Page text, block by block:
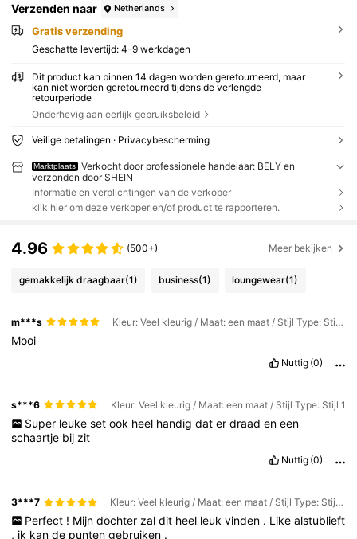
Verzenden naar Netherlands
Gratis verzending
Geschatte levertijd: 4-9 werkdagen
Dit product kan binnen 14 dagen worden geretourneerd, maar
kan niet worden geretourneerd tijdens de verlengde
retourperiode
Onderhevig aan eerlijk gebruiksbeleid
Veilige betalingen · Privacybescherming
Marktplaats
Verkocht door professionele handelaar: BELY en
verzonden door SHEIN
Informatie en verplichtingen van de verkoper
klik hier om deze verkoper en/of product te rapporteren.
4.96 (500+) Meer bekijken
gemakkelijk draagbaar(1) business(1) loungewear(1)
m***s Kleur: Veel kleurig / Maat: een maat / Stijl Type: Stijl 2
Mooi
Nuttig (0)
s***6 Kleur: Veel kleurig / Maat: een maat / Stijl Type: Stijl 1
Super leuke set ook heel handig dat er draad en een
schaartje bij zit
Nuttig (0)
3***7 Kleur: Veel kleurig / Maat: een maat / Stijl Type: Stijl 3
Perfect ! Mijn dochter zal dit heel leuk vinden . Like alstublieft
, ik kande puntengebruiken .